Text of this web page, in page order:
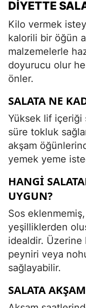
DIYETTE
Kilo vermek
kalorili bir öğün
malzemelerle
doyurucu olur
önler.
SALATA NE
Yüksek lif içeriği
süre tokluk
akşam
yemek yeme
HANGI
UYGUN?
Sos
yeşilliklerden
idealdir. Üzerine
peyniri veya
sağlayabilir.
SALATA